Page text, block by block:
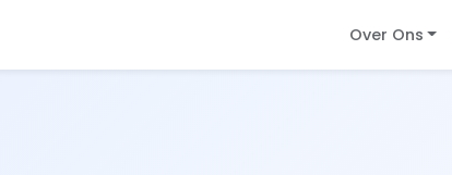
Over Ons